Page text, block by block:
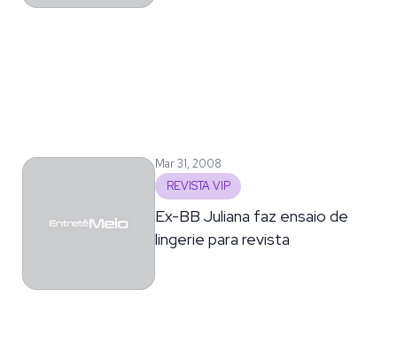
Mar 31, 2008
REVISTA VIP
Ex-BB Juliana faz ensaio de
lingerie para revista